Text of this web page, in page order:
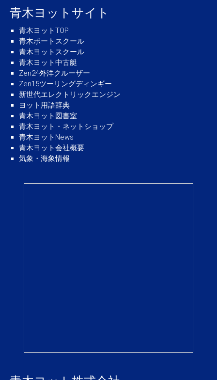
青木ヨットサイト
青木ヨットTOP
青木ボートスクール
青木ヨットスクール
青木ヨット中古艇
Zen24外洋クルーザー
Zen15ツーリングディンギー
新世代エレクトリックエンジン
ヨット用語辞典
青木ヨット図書室
青木ヨット・ネットショップ
青木ヨットNews
青木ヨット会社概要
気象・海象情報